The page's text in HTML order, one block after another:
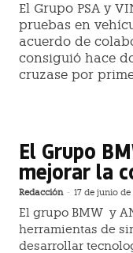
El Grupo PSA y
pruebas en
acuerdo de
consiguió hace
cruzase por
El Grupo
mejorar la
Redacción - 17 de junio de
El grupo BMW y
herramientas de
desarrollar